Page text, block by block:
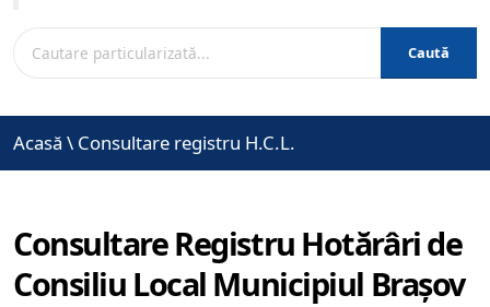
Caută
Acasă \ Consultare registru H.C.L.
Consultare Registru Hotărâri de
Consiliu Local Municipiul Brașov